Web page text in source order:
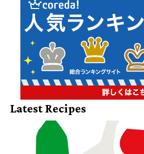
Latest Recipes